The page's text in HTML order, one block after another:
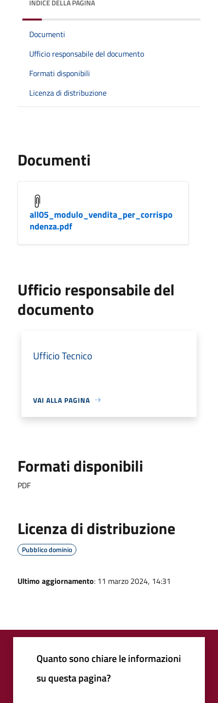
INDICE DELLA PAGINA
Documenti
Ufficio responsabile del documento
Formati disponibili
Licenza di distribuzione
Documenti
all05_modulo_vendita_per_corrispo
ndenza.pdf
Ufficio responsabile del
documento
Ufficio Tecnico
VAI ALLA PAGINA
Formati disponibili
PDF
Licenza di distribuzione
Pubblico dominio
Ultimo aggiornamento: 11 marzo 2024, 14:31
Quanto sono chiare le informazioni
su questa pagina?